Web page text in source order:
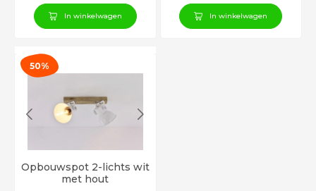
In winkelwagen In winkelwagen
50%
Opbouwspot 2-lichts wit
met hout